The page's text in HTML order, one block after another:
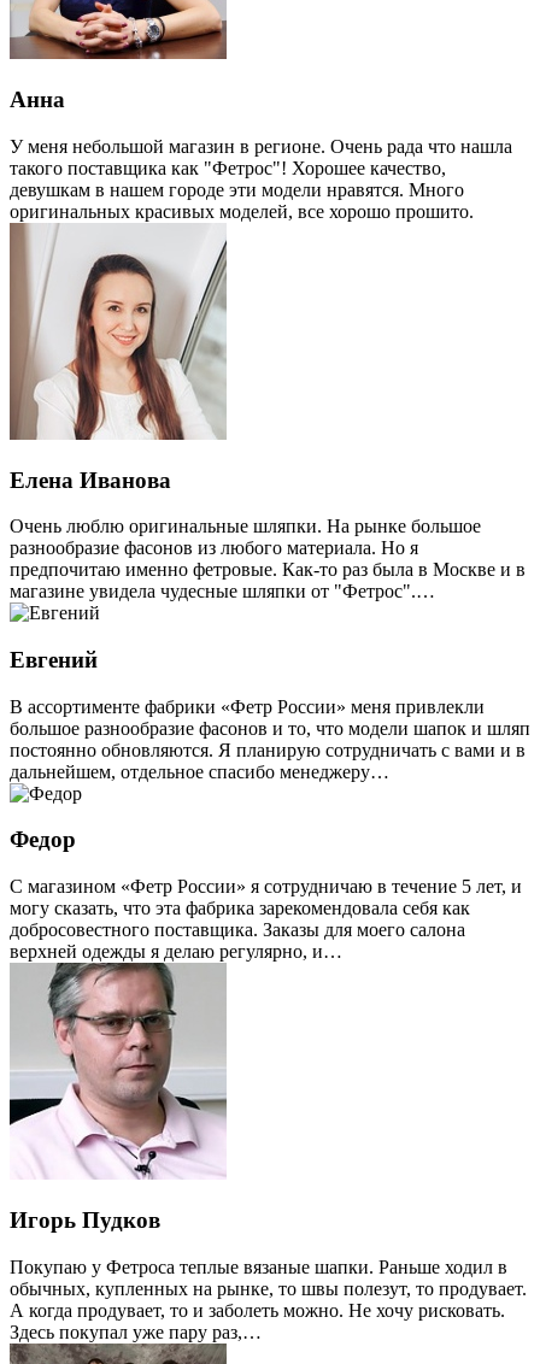
Анна
У меня небольшой магазин в регионе. Очень рада что нашла
такого поставщика как "Фетрос"! Хорошее качество,
девушкам в нашем городе эти модели нравятся. Много
оригинальных красивых моделей, все хорошо прошито.
Елена Иванова
Очень люблю оригинальные шляпки. На рынке большое
разнообразие фасонов из любого материала. Но я
предпочитаю именно фетровые. Как-то раз была в Москве и в
магазине увидела чудесные шляпки от "Фетрос".…
Евгений
В ассортименте фабрики «Фетр России» меня привлекли
большое разнообразие фасонов и то, что модели шапок и шляп
постоянно обновляются. Я планирую сотрудничать с вами и в
дальнейшем, отдельное спасибо менеджеру…
Федор
С магазином «Фетр России» я сотрудничаю в течение 5 лет, и
могу сказать, что эта фабрика зарекомендовала себя как
добросовестного поставщика. Заказы для моего салона
верхней одежды я делаю регулярно, и…
Игорь Пудков
Покупаю у Фетроса теплые вязаные шапки. Раньше ходил в
обычных, купленных на рынке, то швы полезут, то продувает.
А когда продувает, то и заболеть можно. Не хочу рисковать.
Здесь покупал уже пару раз,…